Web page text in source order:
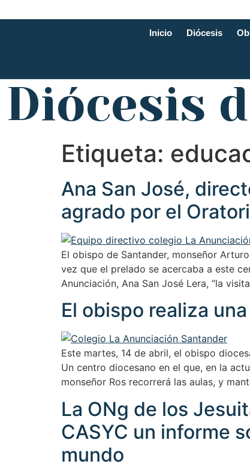
Inicio Diócesis
Diócesis
Etiqueta:
Ana San José,
agrado por el
El obispo de Santander, monseñor
vez que el prelado se acercaba a este
Anunciación, Ana San José Lera, “la
El obispo realiza
Este martes, 14 de abril, el obispo
Un centro diocesano en el que, en la
monseñor Ros recorrerá las aulas, y
La ONg de los
CASYC un informe
mundo